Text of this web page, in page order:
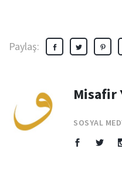
Paylaş:
Misafir
SOSYAL